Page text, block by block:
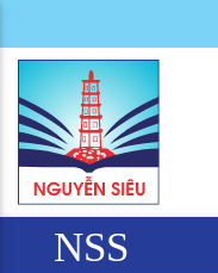
NSS